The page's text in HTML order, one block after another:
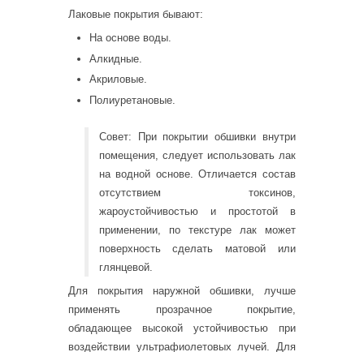
Лаковые покрытия бывают:
На основе воды.
Алкидные.
Акриловые.
Полиуретановые.
Совет: При покрытии обшивки внутри
помещения, следует использовать лак
на водной основе. Отличается состав
отсутствием токсинов,
жароустойчивостью и простотой в
применении, по текстуре лак может
поверхность сделать матовой или
глянцевой.
Для покрытия наружной обшивки, лучше
применять прозрачное покрытие,
обладающее высокой устойчивостью при
воздействии ультрафиолетовых лучей. Для